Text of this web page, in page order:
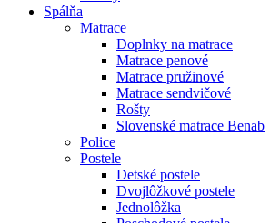
Spálňa
Matrace
Doplnky na matrace
Matrace penové
Matrace pružinové
Matrace sendvičové
Rošty
Slovenské matrace Benab
Police
Postele
Detské postele
Dvojlôžkové postele
Jednolôžka